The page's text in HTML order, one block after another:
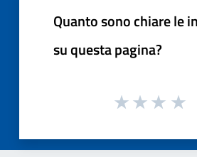
Quanto sono chiare le
su questa pagina?